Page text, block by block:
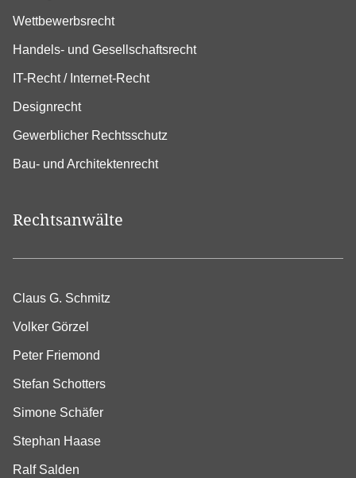
Wettbewerbsrecht
Handels- und Gesellschaftsrecht
IT-Recht / Internet-Recht
Designrecht
Gewerblicher Rechtsschutz
Bau- und Architektenrecht
Rechtsanwälte
Claus G. Schmitz
Volker Görzel
Peter Friemond
Stefan Schotters
Simone Schäfer
Stephan Haase
Ralf Salden